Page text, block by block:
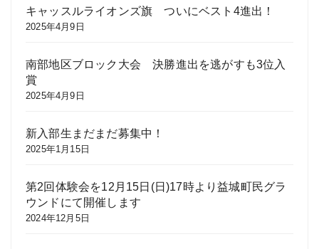
キャッスルライオンズ旗 ついにベスト4進出！
2025年4月9日
南部地区ブロック大会 決勝進出を逃がすも3位入
賞
2025年4月9日
新入部生まだまだ募集中！
2025年1月15日
第2回体験会を12月15日(日)17時より益城町民グラ
ウンドにて開催します
2024年12月5日